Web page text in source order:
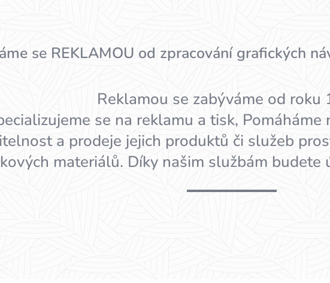
se REKLAMOU od zpracování grafických
Reklamou se zabýváme od roku
se na reklamu a tisk,
a prodeje jejich produktů či služeb
materiálů. Díky našim službám budete